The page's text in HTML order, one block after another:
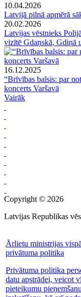
10.04.2026
Latvijā pilnā apmērā
20.02.2026
Latvijas vēstnieks
vizītē Gdaņskā, Gdiņā
16.12.2025
“Brīvības balsis: par
koncerts Varšavā
Vairāk
Copyright © 2026
Latvijas Republikas
Ārlietu ministrijas
privātuma politika
Privātuma politika
datu apstrādei, veicot
pieteikumu